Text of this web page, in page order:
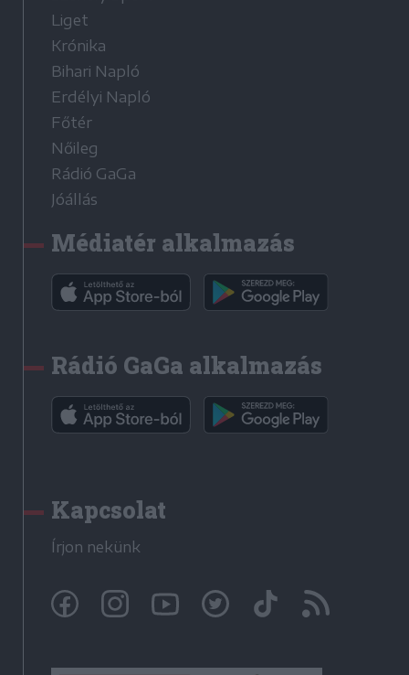
Liget
Krónika
Bihari Napló
Erdélyi Napló
Főtér
Nőileg
Rádió GaGa
Jóállás
Médiatér alkalmazás
Rádió GaGa alkalmazás
Kapcsolat
Írjon nekünk